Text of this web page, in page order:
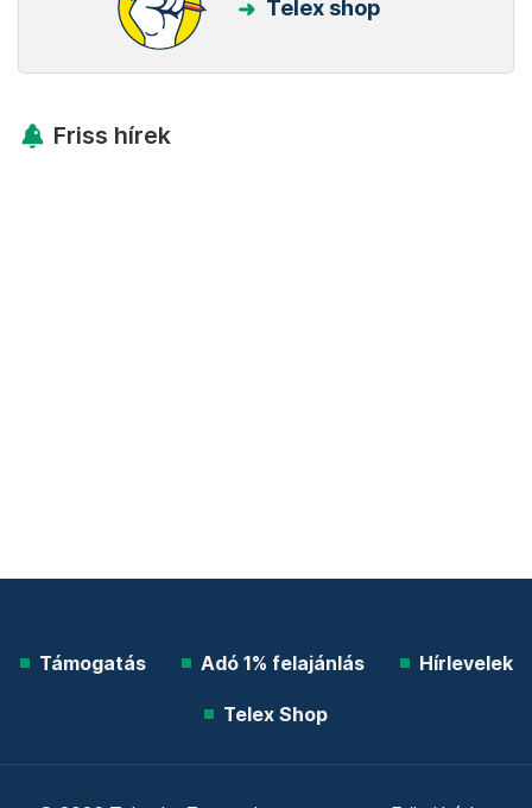
Telex shop
Friss hírek
Támogatás Adó 1% felajánlás Hírlevelek
Telex Shop